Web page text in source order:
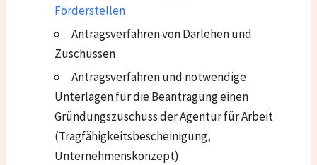
Förderstellen
Antragsverfahren von Darlehen und
Zuschüssen
Antragsverfahren und notwendige
Unterlagen für die Beantragung einen
Gründungszuschuss der Agentur für Arbeit
(Tragfähigkeitsbescheinigung,
Unternehmenskonzept)